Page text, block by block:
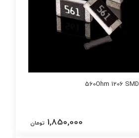
1,850,000 تومان